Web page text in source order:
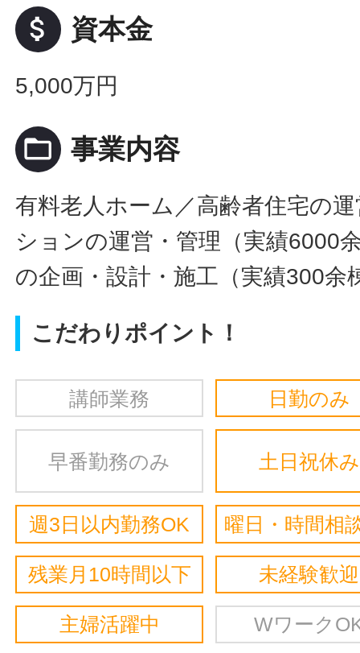
attach_money 資本金
5,000万円
folder_open 事業内容
有料老人ホーム／高齢者住宅の
ションの運営・管理（実績6000
の企画・設計・施工（実績300余
こだわりポイント！
講師業務 日勤のみ
早番勤務のみ 土日祝休み
週3日以内勤務OK 曜日・時間相
残業月10時間以下 未経験歓迎
主婦活躍中 Wワーク